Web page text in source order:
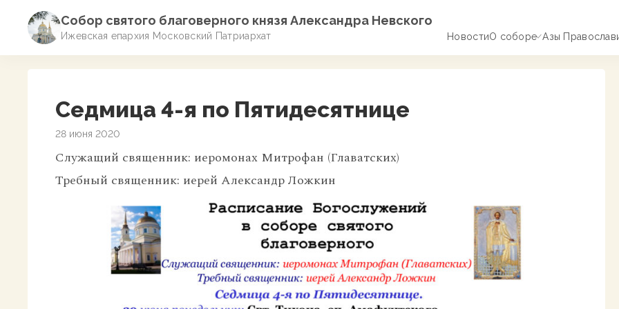
Собор святого благоверного князя Александра Невского
Ижевская епархия Московский Патриархат НовостиО соборе Азы
Седмица 4-я по Пятидесятнице
28 июня 2020
Служащий священник: иеромонах Митрофан (Главатских)
Требный священник: иерей Александр Ложкин